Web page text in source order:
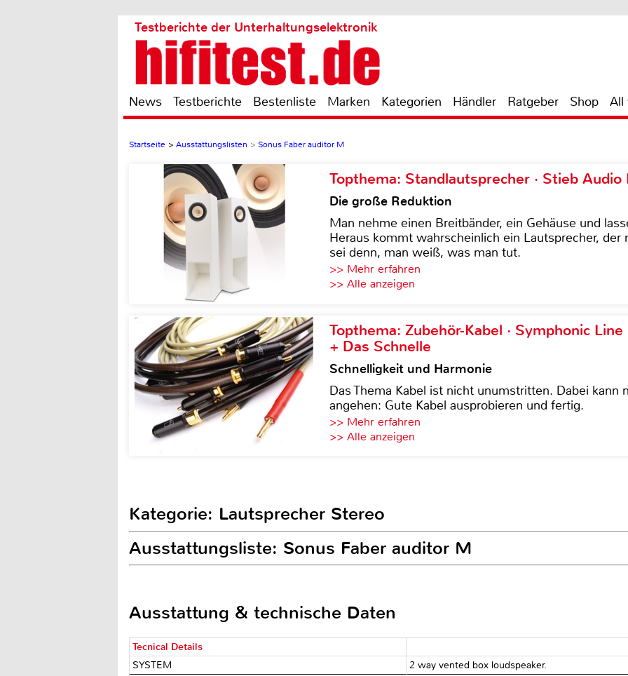
Testberichte der Unterhaltungselektronik
News Testberichte Bestenliste Marken Kategorien Händler Ratgeber Shop All
Startseite > Ausstattungslisten > Sonus Faber auditor M
Topthema: Standlautsprecher · Stieb Audio
Die große Reduktion
Man nehme einen Breitbänder, ein Gehäuse und
Heraus kommt wahrscheinlich ein Lautsprecher,
sei denn, man weiß, was man tut.
>> Mehr erfahren
>> Alle anzeigen
Topthema: Zubehör-Kabel · Symphonic
+ Das Schnelle
Schnelligkeit und Harmonie
Das Thema Kabel ist nicht unumstritten. Dabei kann
angehen: Gute Kabel ausprobieren und fertig.
>> Mehr erfahren
>> Alle anzeigen
Kategorie: Lautsprecher Stereo
Ausstattungsliste: Sonus Faber auditor M
Ausstattung & technische Daten
Tecnical Details
SYSTEM
2 way vented box loudspeaker.